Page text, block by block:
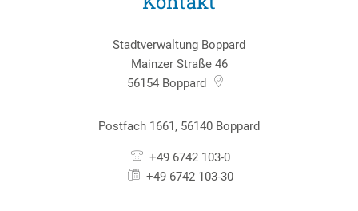
Stadtverwaltung Boppard
Mainzer Straße 46
56154 Boppard
Postfach 1661, 56140 Boppard
+49 6742 103-0
+49 6742 103-30